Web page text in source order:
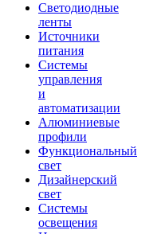
Светодиодные
ленты
Источники
питания
Системы
управления
и
автоматизации
Алюминиевые
профили
Функциональный
свет
Дизайнерский
свет
Системы
освещения